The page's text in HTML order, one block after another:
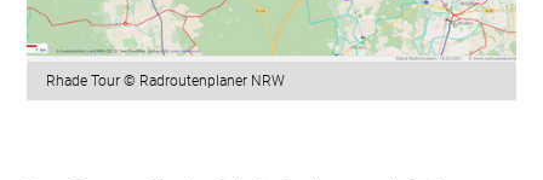
Rhade Tour © Radroutenplaner NRW